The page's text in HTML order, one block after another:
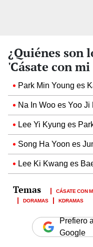
¿Quiénes son
'Cásate con mi
Park Min Young es
Na In Woo es Yoo Ji
Lee Yi Kyung es
Song Ha Yoon es
Lee Ki Kwang es
CÁSATE CON
DORAMAS
KDRAMAS
Prefiero
Google